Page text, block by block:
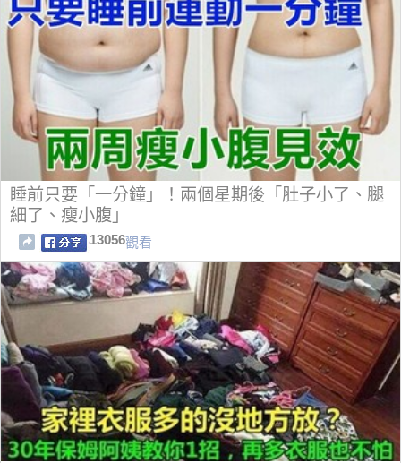
睡前只要「一分鐘」！兩個星期後「肚子小了、腿
細了、瘦小腹」
13056觀看